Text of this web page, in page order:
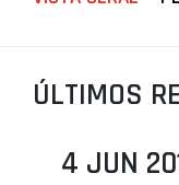
LIGA BETCLIC
LIGA BETCLIC
ÚLTIMOS
4 JUN